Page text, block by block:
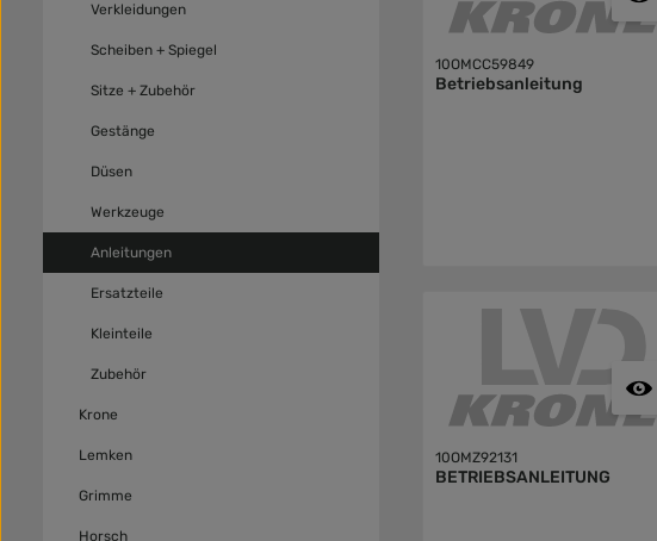
Verkleidungen
Scheiben + Spiegel
Sitze + Zubehör
Gestänge
Düsen
Werkzeuge
Anleitungen
Ersatzteile
Kleinteile
Zubehör
Krone
Lemken
Grimme
Horsch
10OMCC59849
Betriebsanleitung
10OMZ92131
BETRIEBSANLEITUNG